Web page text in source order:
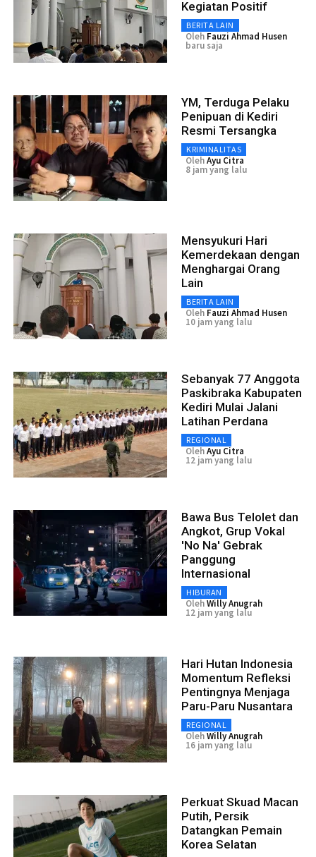
Kegiatan Positif
BERITA LAIN
Oleh Fauzi Ahmad Husen
baru saja
YM, Terduga Pelaku
Penipuan di Kediri
Resmi Tersangka
KRIMINALITAS
OlehAyu Citra
8 jam yang lalu
Mensyukuri Hari
Kemerdekaan dengan
Menghargai Orang
Lain
BERITA LAIN
Oleh Fauzi Ahmad Husen
10 jam yang lalu
Sebanyak 77 Anggota
Paskibraka Kabupaten
Kediri Mulai Jalani
Latihan Perdana
REGIONAL
OlehAyu Citra
12 jam yang lalu
Bawa Bus Telolet dan
Angkot, Grup Vokal
'No Na' Gebrak
Panggung
Internasional
HIBURAN
OlehWilly Anugrah
12 jam yang lalu
Hari Hutan Indonesia
Momentum Refleksi
Pentingnya Menjaga
Paru-Paru Nusantara
REGIONAL
OlehWilly Anugrah
16 jam yang lalu
Perkuat Skuad Macan
Putih, Persik
Datangkan Pemain
Korea Selatan